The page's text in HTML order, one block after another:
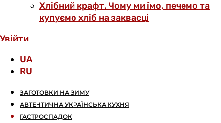
Хлібний крафт. Чому ми їмо, печемо та
купуємо хліб на заквасці
Увійти
UA
RU
ЗАГОТОВКИ НА ЗИМУ
АВТЕНТИЧНА УКРАЇНСЬКА КУХНЯ
ГАСТРОСПАДОК